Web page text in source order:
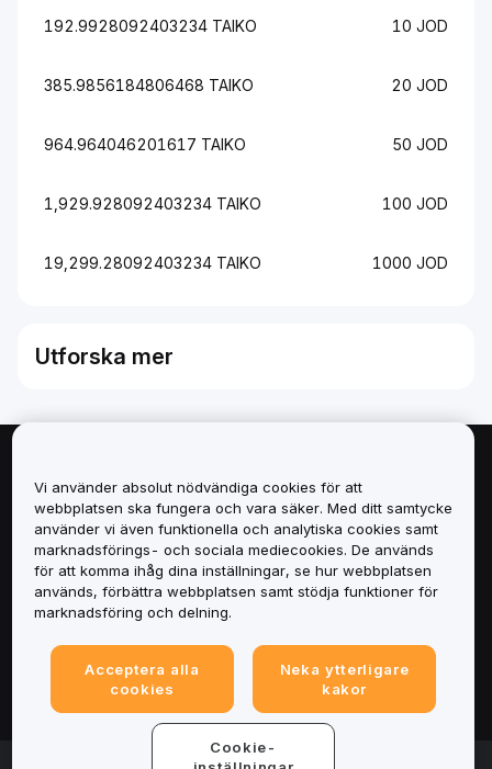
192.9928092403234 TAIKO 10 JOD
385.9856184806468 TAIKO 20 JOD
964.964046201617 TAIKO 50 JOD
1,929.928092403234 TAIKO 100 JOD
19,299.28092403234 TAIKO 1000 JOD
Utforska mer
Tjänster
Support
Juridiskt
© 2025-2026 Bybit.eu. All rights reserved.
Vi använder absolut nödvändiga cookies för att
webbplatsen ska fungera och vara säker. Med ditt samtycke
använder vi även funktionella och analytiska cookies samt
marknadsförings- och sociala mediecookies. De används
för att komma ihåg dina inställningar, se hur webbplatsen
används, förbättra webbplatsen samt stödja funktioner för
marknadsföring och delning.
Acceptera alla
cookies
Neka ytterligare
kakor
Cookie-